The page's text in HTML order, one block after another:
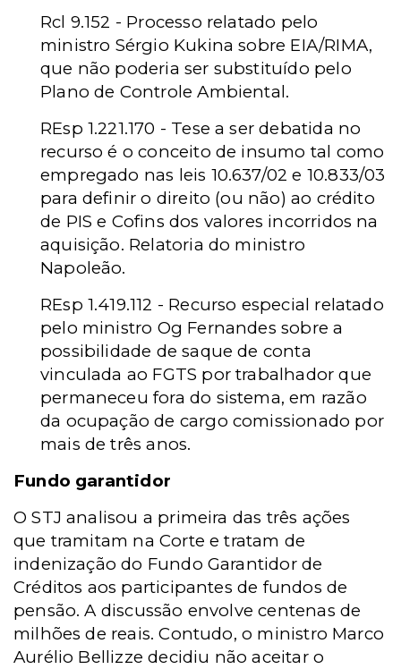
Rcl 9.152 - Processo relatado pelo
ministro Sérgio Kukina sobre EIA/RIMA,
que não poderia ser substituído pelo
Plano de Controle Ambiental.
REsp 1.221.170 - Tese a ser debatida no
recurso é o conceito de insumo tal como
empregado nas leis 10.637/02 e 10.833/03
para definir o direito (ou não) ao crédito
de PIS e Cofins dos valores incorridos na
aquisição. Relatoria do ministro
Napoleão.
REsp 1.419.112 - Recurso especial relatado
pelo ministro Og Fernandes sobre a
possibilidade de saque de conta
vinculada ao FGTS por trabalhador que
permaneceu fora do sistema, em razão
da ocupação de cargo comissionado por
mais de três anos.
Fundo garantidor
O STJ analisou a primeira das três ações
que tramitam na Corte e tratam de
indenização do Fundo Garantidor de
Créditos aos participantes de fundos de
pensão. A discussão envolve centenas de
milhões de reais. Contudo, o ministro Marco
Aurélio Bellizze decidiu não aceitar o